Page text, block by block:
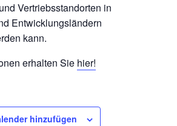
Vertriebsstandorten in
Entwicklungsländern
kann.
erhalten Sie hier!
hinzufügen